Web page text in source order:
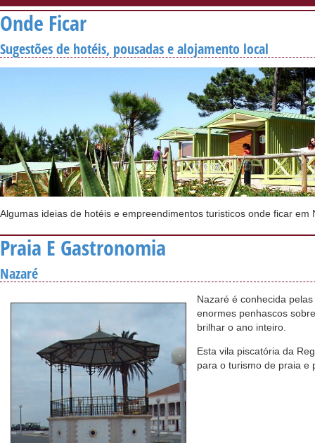
Onde Ficar
Sugestões de hotéis, pousadas e alojamento local
Algumas ideias de hotéis e empreendimentos turisticos onde ficar em
Praia E Gastronomia
Nazaré
Nazaré é conhecida
enormes penhascos
brilhar o ano inteiro.
Esta vila piscatória da
para o turismo de praia e